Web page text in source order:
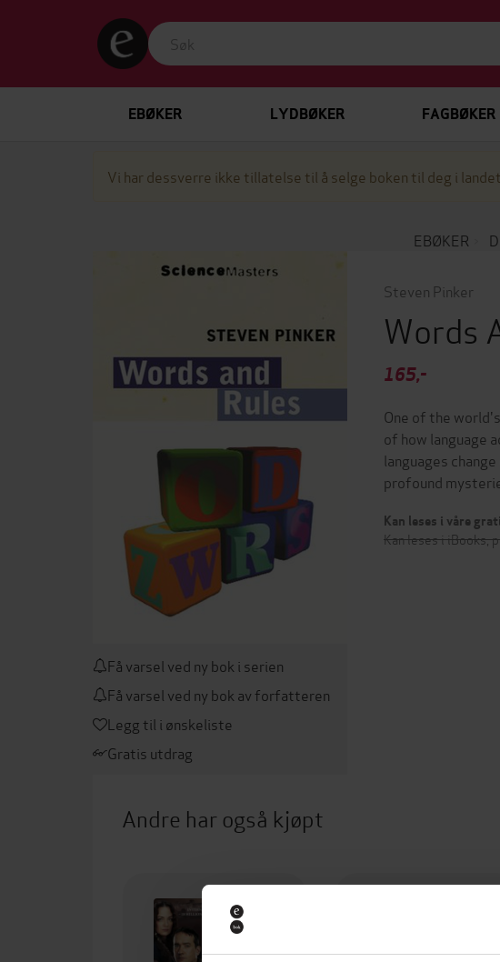
EBØKER LYDBØKER FAGBØKER
Vi har dessverre ikke tillatelse til å selge boken til deg i
EBØKER
Få varsel ved ny bok i serien
Få varsel ved ny bok av forfatteren
Legg til i ønskeliste
Gratis utdrag
Steven Pinker
Words
165,-
One of the
of how language
languages
profound
Kan leses i våre
Kan leses i iBooks,
Andre har også kjøpt